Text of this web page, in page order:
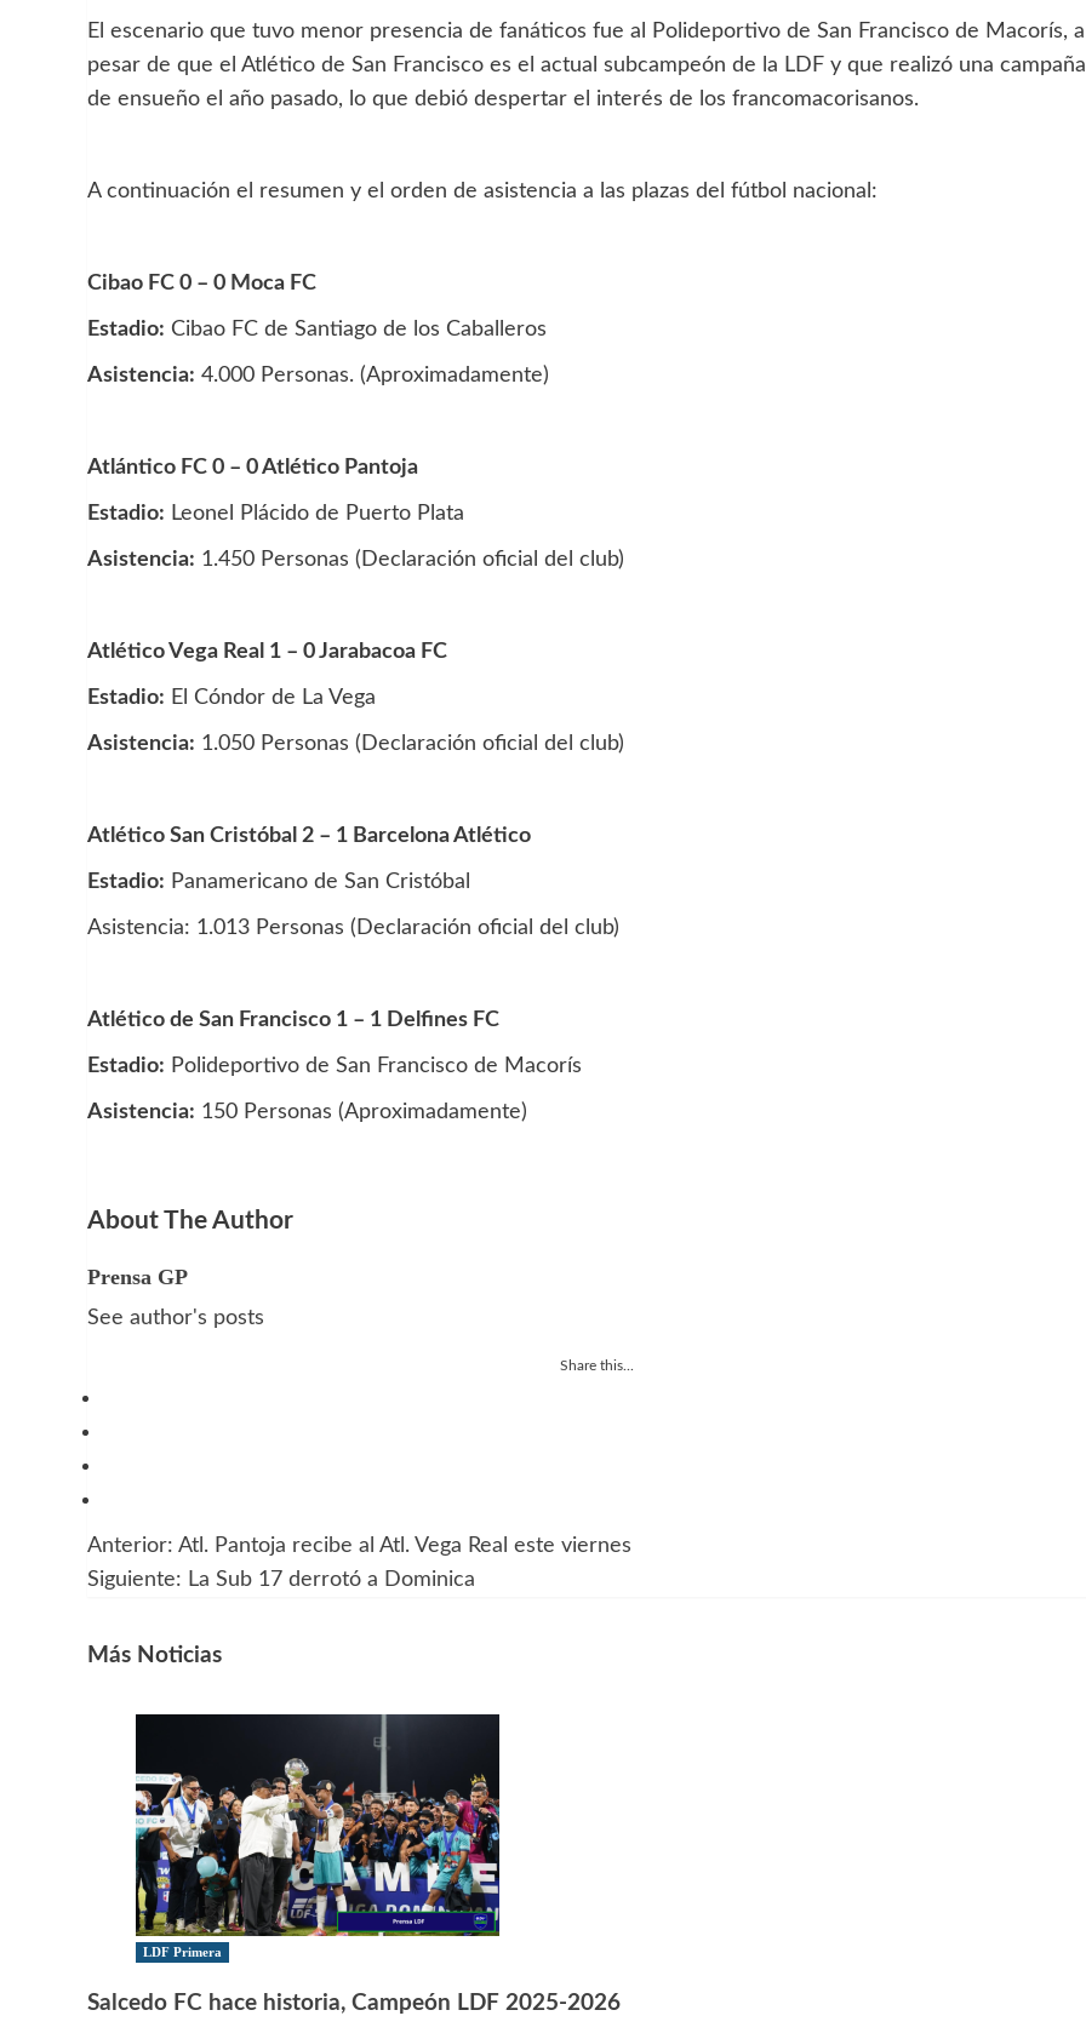
El escenario que tuvo menor presencia de fanáticos fue al Polideportivo de San Francisco de Macorís, a
pesar de que el Atlético de San Francisco es el actual subcampeón de la LDF y que realizó una campaña
de ensueño el año pasado, lo que debió despertar el interés de los francomacorisanos.
A continuación el resumen y el orden de asistencia a las plazas del fútbol nacional:
Cibao FC 0 – 0 Moca FC
Estadio: Cibao FC de Santiago de los Caballeros
Asistencia: 4.000 Personas. (Aproximadamente)
Atlántico FC 0 – 0 Atlético Pantoja
Estadio: Leonel Plácido de Puerto Plata
Asistencia: 1.450 Personas (Declaración oficial del club)
Atlético Vega Real 1 – 0 Jarabacoa FC
Estadio: El Cóndor de La Vega
Asistencia: 1.050 Personas (Declaración oficial del club)
Atlético San Cristóbal 2 – 1 Barcelona Atlético
Estadio: Panamericano de San Cristóbal
Asistencia: 1.013 Personas (Declaración oficial del club)
Atlético de San Francisco 1 – 1 Delfines FC
Estadio: Polideportivo de San Francisco de Macorís
Asistencia: 150 Personas (Aproximadamente)
About The Author
Prensa GP
See author's posts
Share this...
Navegación
entradas
Anterior: Atl. Pantoja recibe al Atl. Vega Real este viernes
Siguiente: La Sub 17 derrotó a Dominica
Más Noticias
LDF Primera
Salcedo FC hace historia, Campeón LDF 2025-2026